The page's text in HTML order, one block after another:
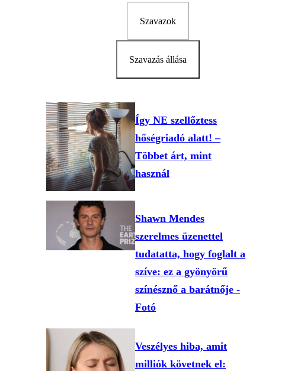
Szavazok
Szavazás állása
Így NE szellőztess
hőségriadó alatt! –
Többet árt, mint
használ
Shawn Mendes
szerelmes üzenettel
tudatatta, hogy foglalt a
szíve: ez a gyönyörű
színésznő a barátnője -
Fotó
Veszélyes hiba, amit
milliók követnek el: